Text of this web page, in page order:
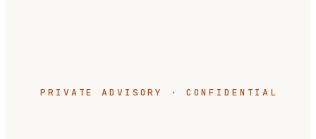
PRIVATE ADVISORY · CONFIDENTIAL